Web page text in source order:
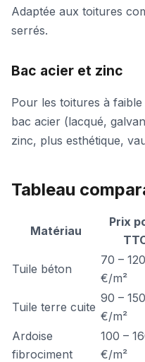
Adaptée aux toitures
serrés.
Bac acier et zinc
Pour les toitures à
bac acier (lacqué,
zinc, plus esthétique,
Tableau
Matériau
Prix
Tuile béton
70 – 120
€/m²
Tuile terre cuite
90 – 150
€/m²
Ardoise
fibrociment
100 –
€/m²